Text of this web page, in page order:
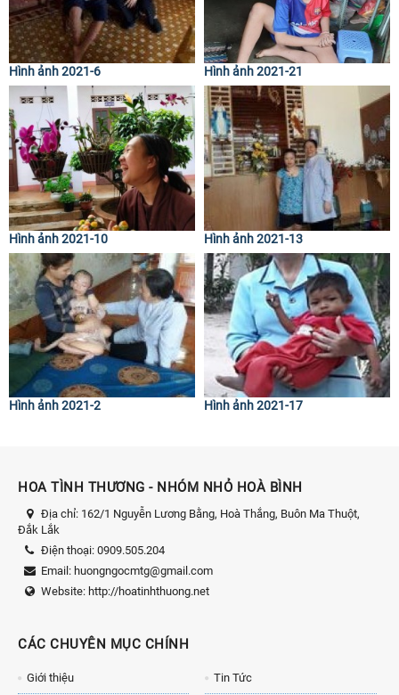
Hình ảnh 2021-6 Hình ảnh 2021-21
Hình ảnh 2021-10 Hình ảnh 2021-13
Hình ảnh 2021-2 Hình ảnh 2021-17
HOA TÌNH THƯƠNG - NHÓM NHỎ HOÀ BÌNH
Địa chỉ: 162/1 Nguyễn Lương Bằng, Hoà Thắng, Buôn Ma Thuột,
Đắk Lắk
Điện thoại: 0909.505.204
Email: huongngocmtg@gmail.com
Website: http://hoatinhthuong.net
CÁC CHUYÊN MỤC CHÍNH
Giới thiệu Tin Tức